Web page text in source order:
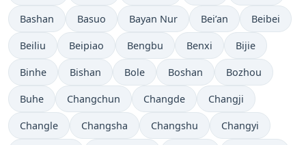
Bashan Basuo Bayan Nur Bei’an Beibei
Beiliu Beipiao Bengbu Benxi Bijie
Binhe Bishan Bole Boshan Bozhou
Buhe Changchun Changde Changji
Changle Changsha Changshu Changyi